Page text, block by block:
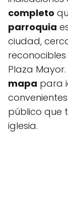
completo
parroquia
ciudad,
Plaza
mapa para
público que
iglesia.